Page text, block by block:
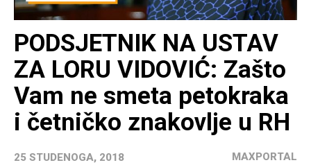
PODSJETNIK NA USTAV
ZA LORU VIDOVIĆ: Zašto
Vam ne smeta petokraka
i četničko znakovlje u RH
25 STUDENOGA, 2018 MAXPORTAL